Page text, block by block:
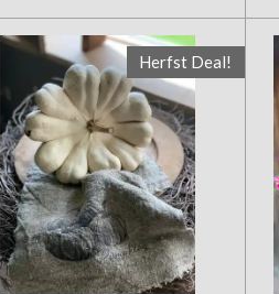
Herfst Deal!